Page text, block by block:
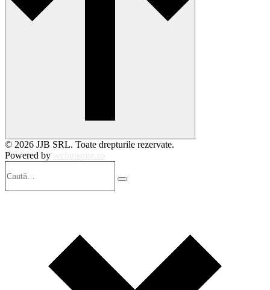
© 2026 JJB SRL. Toate drepturile rezervate.
Powered by
Search